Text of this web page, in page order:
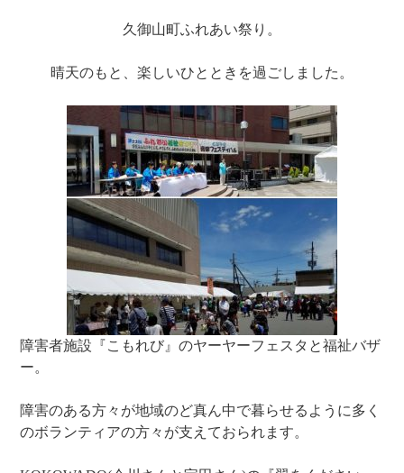
久御山町ふれあい祭り。
晴天のもと、楽しいひとときを過ごしました。
障害者施設『こもれび』のヤーヤーフェスタと福祉バザ
ー。
障害のある方々が地域のど真ん中で暮らせるように多く
のボランティアの方々が支えておられます。